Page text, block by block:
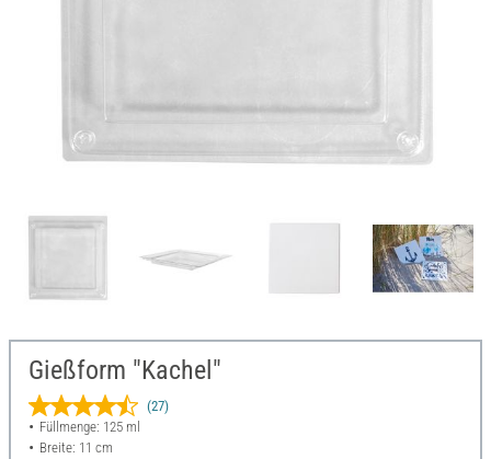
Gießform "Kachel"
(27)
Füllmenge: 125 ml
Breite: 11 cm